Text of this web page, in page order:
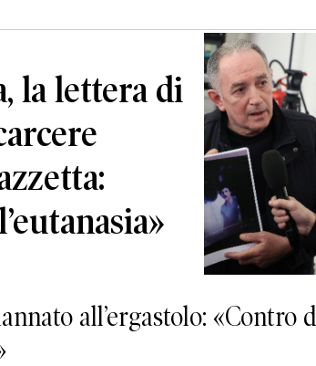
la lettera di
all’ergastolo: